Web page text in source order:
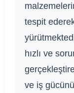
tespit
hızlı ve
ve iş